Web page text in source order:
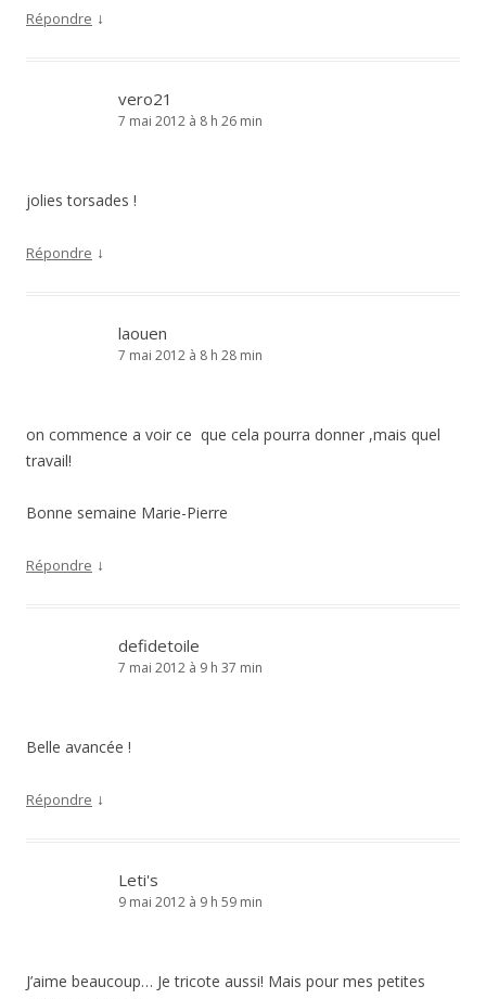
Répondre ↓
vero21
7 mai 2012 à 8 h 26 min
jolies torsades !
Répondre ↓
laouen
7 mai 2012 à 8 h 28 min
on commence a voir ce que cela pourra donner ,mais quel
travail!
Bonne semaine Marie-Pierre
Répondre ↓
defidetoile
7 mai 2012 à 9 h 37 min
Belle avancée !
Répondre ↓
Leti's
9 mai 2012 à 9 h 59 min
J’aime beaucoup… Je tricote aussi! Mais pour mes petites